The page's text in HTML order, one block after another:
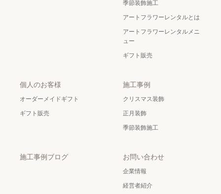
季節装飾施工
アートフラワーレンタルとは
アートフラワーレンタルメニ
ュー
ギフト販売
個人のお客様
オーダーメイドギフト
ギフト販売
施工事例
クリスマス装飾
正月装飾
季節装飾施工
施工事例ブログ お問い合わせ
企業情報
経営者紹介